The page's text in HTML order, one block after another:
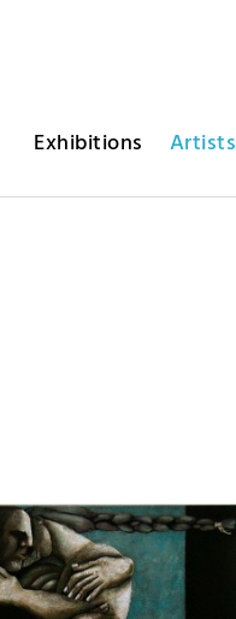
Exhibitions Artists